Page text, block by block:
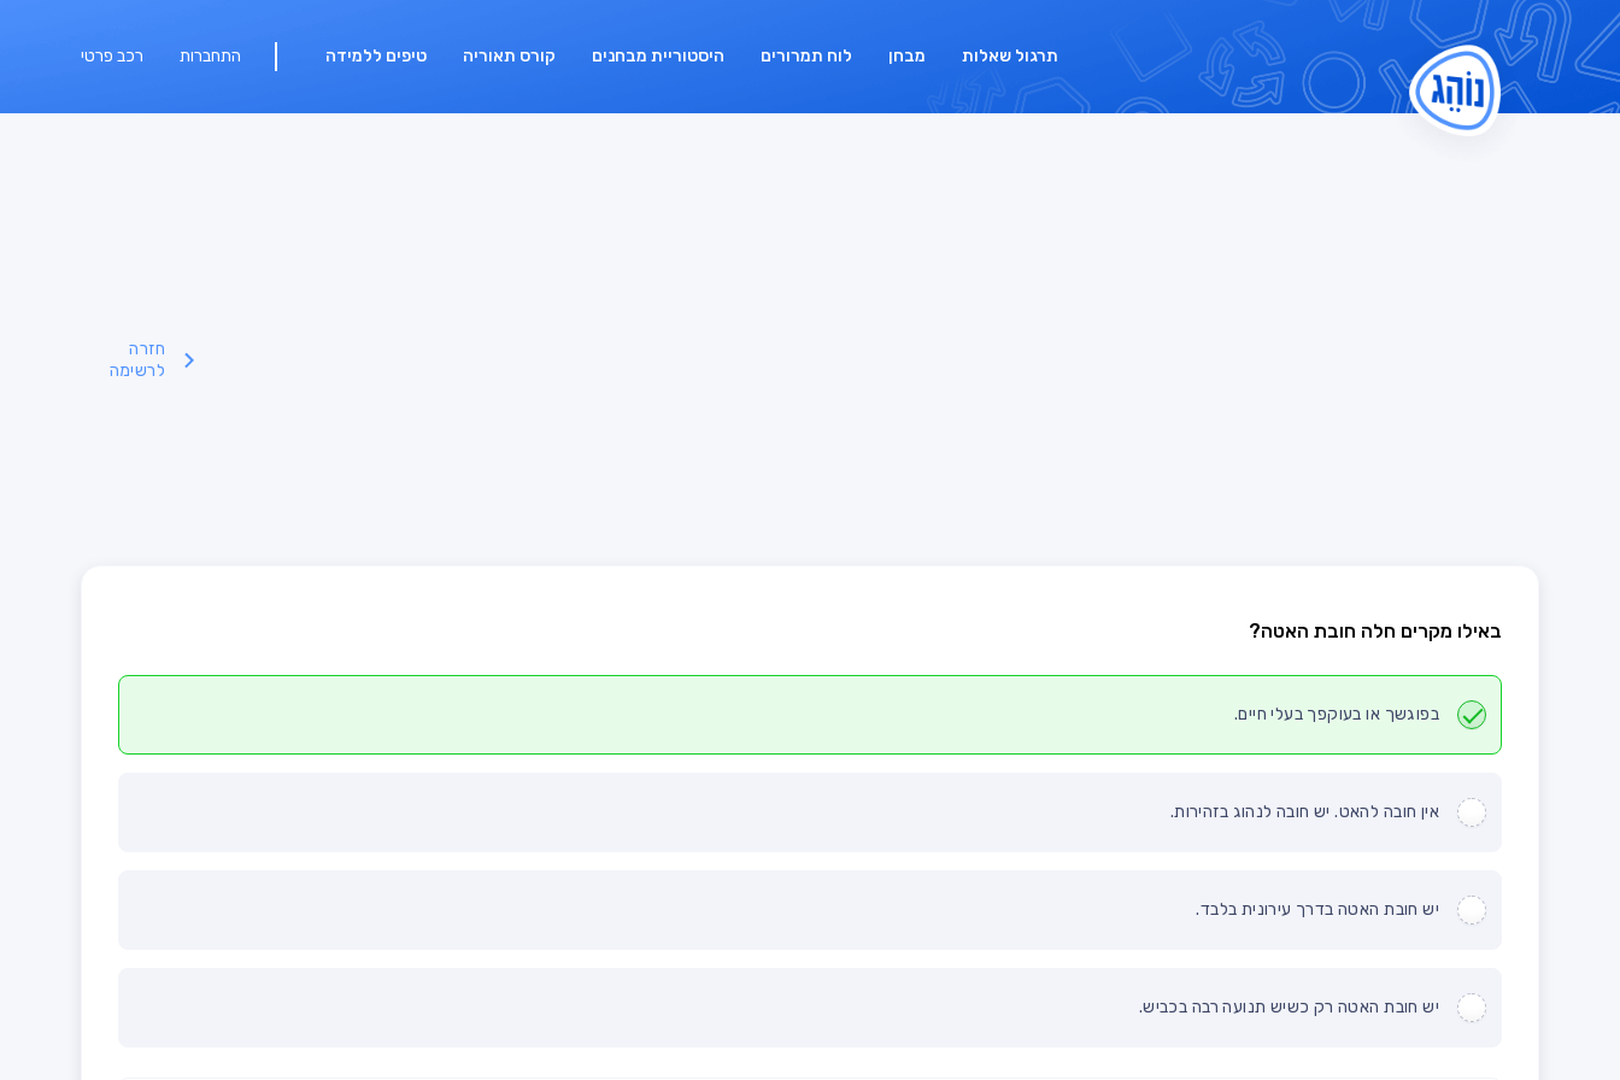
רכב פרטי התחברות תרגול שאלות מבחן לוח תמרורים היסטוריית מבחנים קורס תאוריה טיפים ללמידה
חזרה
לרשימה
באילו מקרים חלה חובת האטה?
בפוגשך או בעוקפך בעלי חיים.
אין חובה להאט. יש חובה לנהוג בזהירות.
יש חובת האטה בדרך עירונית בלבד.
יש חובת האטה רק כשיש תנועה רבה בכביש.